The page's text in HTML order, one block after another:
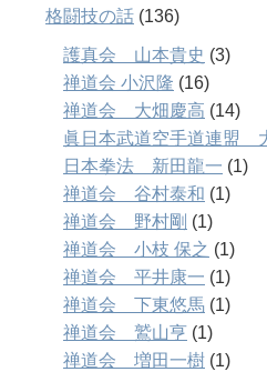
格闘技の話 (136)
護真会 山本貴史 (3)
禅道会 小沢隆 (16)
禅道会 大畑慶高 (14)
眞日本武道空手道連盟
日本拳法 新田龍一 (1)
禅道会 谷村泰和 (1)
禅道会 野村剛 (1)
禅道会 小枝 保之 (1)
禅道会 平井康一 (1)
禅道会 下東悠馬 (1)
禅道会 鷲山亨 (1)
禅道会 増田一樹 (1)